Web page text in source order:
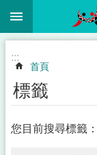
跳到主要內容區塊
:::
首頁
標籤
您目前搜尋標籤